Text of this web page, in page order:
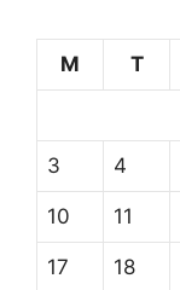
M
T
3 4
10 11
17 18